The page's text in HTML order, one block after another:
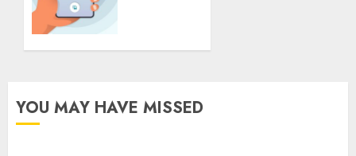
YOU MAY HAVE MISSED